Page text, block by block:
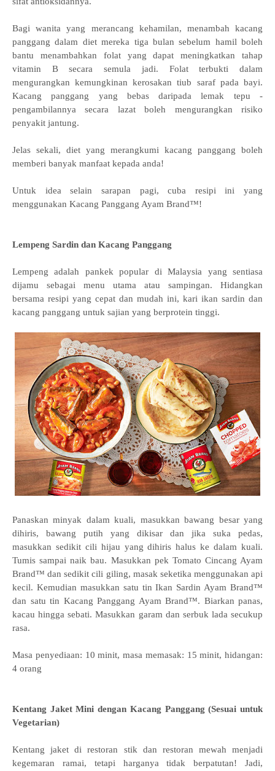
Bagi wanita yang merancang kehamilan, menambah kacang
panggang dalam diet mereka tiga bulan sebelum hamil boleh
bantu menambahkan folat yang dapat meningkatkan tahap
vitamin B secara semula jadi. Folat terbukti dalam
mengurangkan kemungkinan kerosakan tiub saraf pada bayi.
Kacang panggang yang bebas daripada lemak tepu -
pengambilannya secara lazat boleh mengurangkan risiko
penyakit jantung.
Jelas sekali, diet yang merangkumi kacang panggang boleh
memberi banyak manfaat kepada anda!
Untuk idea selain sarapan pagi, cuba resipi ini yang
menggunakan Kacang Panggang Ayam Brand™!
Lempeng Sardin dan Kacang Panggang
Lempeng adalah pankek popular di Malaysia yang sentiasa
dijamu sebagai menu utama atau sampingan. Hidangkan
bersama resipi yang cepat dan mudah ini, kari ikan sardin dan
kacang panggang untuk sajian yang berprotein tinggi.
Panaskan minyak dalam kuali, masukkan bawang besar yang
dihiris, bawang putih yang dikisar dan jika suka pedas,
masukkan sedikit cili hijau yang dihiris halus ke dalam kuali.
Tumis sampai naik bau. Masukkan pek Tomato Cincang Ayam
Brand™ dan sedikit cili giling, masak seketika menggunakan api
kecil. Kemudian masukkan satu tin Ikan Sardin Ayam Brand™
dan satu tin Kacang Panggang Ayam Brand™. Biarkan panas,
kacau hingga sebati. Masukkan garam dan serbuk lada secukup
rasa.
Masa penyediaan: 10 minit, masa memasak: 15 minit, hidangan:
4 orang
Kentang Jaket Mini dengan Kacang Panggang (Sesuai untuk
Vegetarian)
Kentang jaket di restoran stik dan restoran mewah menjadi
kegemaran ramai, tetapi harganya tidak berpatutan! Jadi,